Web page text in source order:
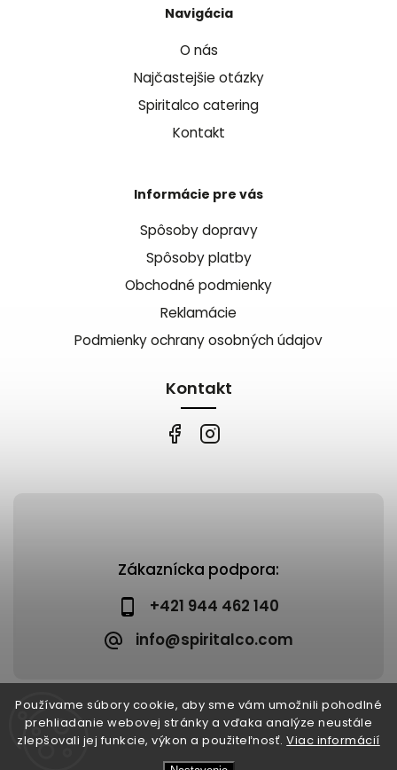
Používame súbory cookie, aby sme vám umožnili pohodlné
prehliadanie webovej stránky a vďaka analýze neustále
zlepšovali jej funkcie, výkon a použiteľnosť.Viac informácií
Zákaznícka podpora:
+421 944 462 140
info@spiritalco.com
Navigácia
O nás
Najčastejšie otázky
Spiritalco catering
Kontakt
Informácie pre vás
Spôsoby dopravy
Spôsoby platby
Obchodné podmienky
Reklamácie
Podmienky ochrany osobných údajov
Kontakt
Spiritalco. Všetky práva vyhradené.